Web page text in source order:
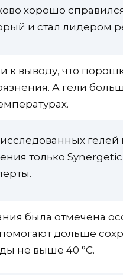
хорошо
и стал лидером
к выводу, что
А гели
только
была отмечена
дольше
не выше 40 °C.